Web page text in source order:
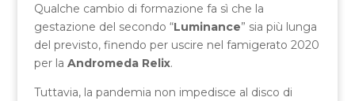
Qualche cambio di formazione fa sì che la
gestazione del secondo “Luminance” sia più lunga
del previsto, finendo per uscire nel famigerato 2020
per la Andromeda Relix.
Tuttavia, la pandemia non impedisce al disco di